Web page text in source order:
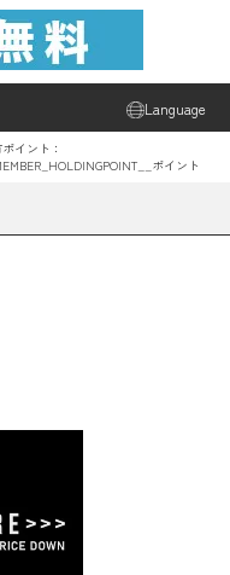
Language
イント：
ポイント